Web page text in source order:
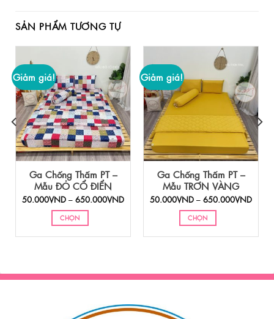
SẢN PHẨM TƯƠNG TỰ
Giảm giá!
Ga Chống Thấm PT –
Mẫu ĐỎ CỔ ĐIỂN
50.000VND – 650.000VNDKhoảng
650.000VND
CHỌN
nhiều
Giảm giá!
Ga Chống Thấm PT –
Mẫu TRƠN VÀNG
50.000VND – 650.000VND
CHỌN
nhiều